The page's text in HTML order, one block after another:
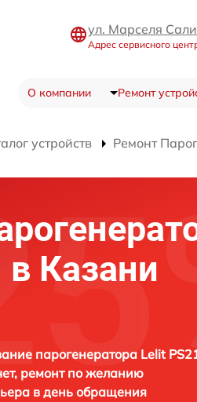
ул. Марселя
Адрес сервисного
О компании Ремонт
устройств Ремонт
Казани
парогенератора Lelit
ремонт по желанию
в день обращения